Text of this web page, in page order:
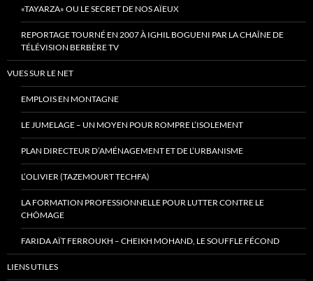
«TAYARZA» OU LE SECRET DE NOS AÏEUX
REPORTAGE TOURNÉ EN 2007 À IGHIL BOGUENI PAR LA CHAÎNE DE
TÉLÉVISION BERBÈRE TV
VUES SUR LE NET
EMPLOIS EN MONTAGNE
LE JUMELAGE – UN MOYEN POUR ROMPRE L’ISOLEMENT
PLAN DIRECTEUR D’AMÉNAGEMENT ET DE L’URBANISME
L’OLIVIER (TAZEMOURT TECHFA)
LA FORMATION PROFESSIONNELLE POUR LUTTER CONTRE LE
CHÔMAGE
FARIDA AÏT FERROUKH – CHEIKH MOHAND, LE SOUFFLE FÉCOND
LIENS UTILES